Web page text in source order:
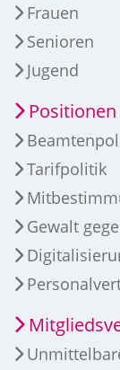
Frauen
Senioren
Jugend
Positionen
Tarifpolitik
Gewalt